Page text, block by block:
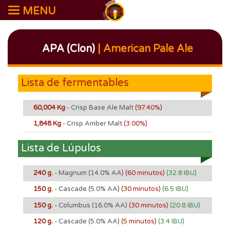
MENU
APA (Clon) | American Pale Ale
Lista de fermentables
60,004 Kg - Crisp Base Ale Malt(97.40%)
1,848 Kg - Crisp Amber Malt(3.00%)
Lista de Lúpulos
240 g. - Magnum (14.0% AA) (60 minutos) (32.8 IBU)
150 g. - Cascade (5.0% AA) (30 minutos) (6.5 IBU)
150 g. - Columbus (16.0% AA) (30 minutos) (20.8 IBU)
120 g. - Cascade (5.0% AA) (5 minutos) (3.4 IBU)